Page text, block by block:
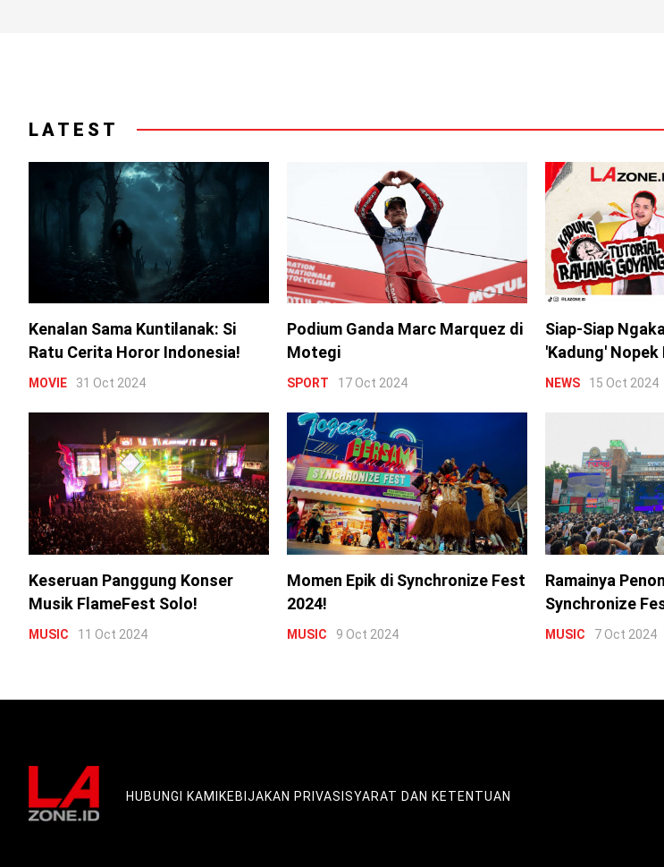
LATEST
Kenalan Sama Kuntilanak: Si
Ratu Cerita Horor Indonesia!
MOVIE 31 Oct 2024
Podium Ganda Marc Marquez di
Motegi
SPORT 17 Oct 2024
Siap-Siap
'Kadung' Nopek
NEWS 15 Oct 2024
Keseruan Panggung Konser
Musik FlameFest Solo!
MUSIC 11 Oct 2024
Momen Epik di Synchronize Fest
2024!
MUSIC 9 Oct 2024
Ramainya
Synchronize
MUSIC 7 Oct 2024
HUBUNGI KAMIKEBIJAKAN PRIVASISYARAT DAN KETENTUAN